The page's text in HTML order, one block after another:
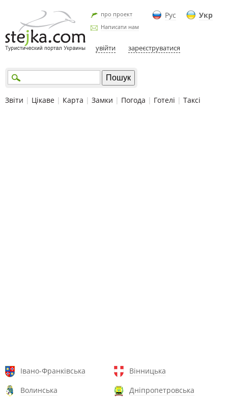
Рус Укр
про проект
Написати нам
увійти зареєструватися
Звіти | Цікаве | Карта | Замки | Погода | Готелі | Таксі
Івано-Франківська
Вінницька
Волинська
Дніпропетровська